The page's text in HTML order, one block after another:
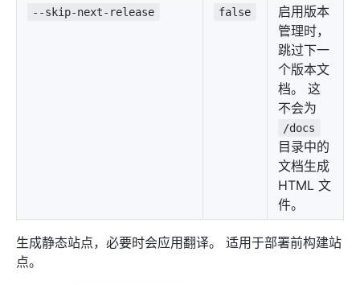
--skip-next-release false
启用版本
管理时，
跳过下一
个版本文
档。 这
不会为
/docs
目录中的
文档生成
HTML 文
件。
生成静态站点，必要时会应用翻译。 适用于部署前构建站
点。